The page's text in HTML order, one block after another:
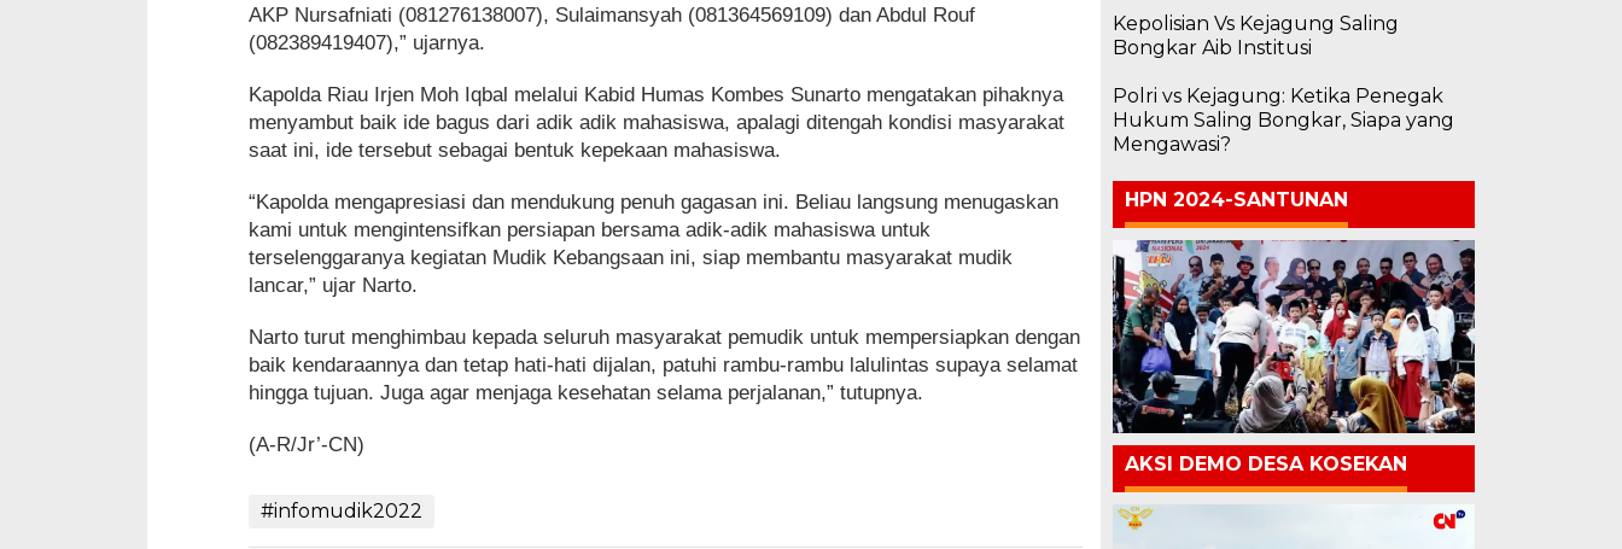
AKP Nursafniati (081276138007), Sulaimansyah (081364569109) dan Abdul Rouf
(082389419407),” ujarnya.
Kapolda Riau Irjen Moh Iqbal melalui Kabid Humas Kombes Sunarto mengatakan pihaknya
menyambut baik ide bagus dari adik adik mahasiswa, apalagi ditengah kondisi masyarakat
saat ini, ide tersebut sebagai bentuk kepekaan mahasiswa.
“Kapolda mengapresiasi dan mendukung penuh gagasan ini. Beliau langsung menugaskan
kami untuk mengintensifkan persiapan bersama adik-adik mahasiswa untuk
terselenggaranya kegiatan Mudik Kebangsaan ini, siap membantu masyarakat mudik
lancar,” ujar Narto.
Narto turut menghimbau kepada seluruh masyarakat pemudik untuk mempersiapkan dengan
baik kendaraannya dan tetap hati-hati dijalan, patuhi rambu-rambu lalulintas supaya selamat
hingga tujuan. Juga agar menjaga kesehatan selama perjalanan,” tutupnya.
(A-R/Jr’-CN)
#infomudik2022
Kepolisian Vs Kejagung Saling
Bongkar Aib Institusi
Polri vs Kejagung: Ketika Penegak
Hukum Saling Bongkar, Siapa yang
Mengawasi?
HPN 2024-SANTUNAN
AKSI DEMO DESA KOSEKAN